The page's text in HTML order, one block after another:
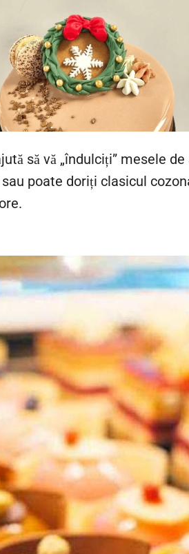
să vă „îndulciți” mesele de
poate doriți clasicul